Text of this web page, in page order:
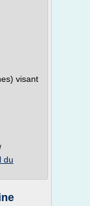
visant
du